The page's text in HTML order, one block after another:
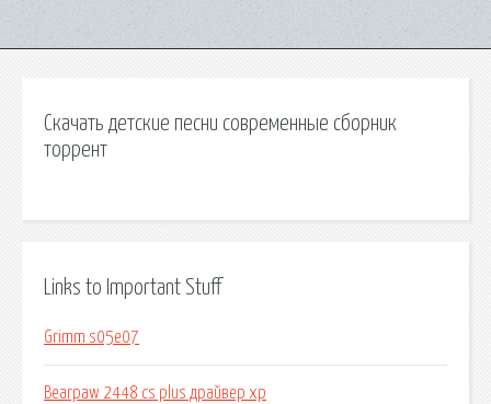
Скачать детские песни современные сборник
торрент
Links to Important Stuff
Grimm s05e07
Bearpaw 2448 cs plus драйвер xp